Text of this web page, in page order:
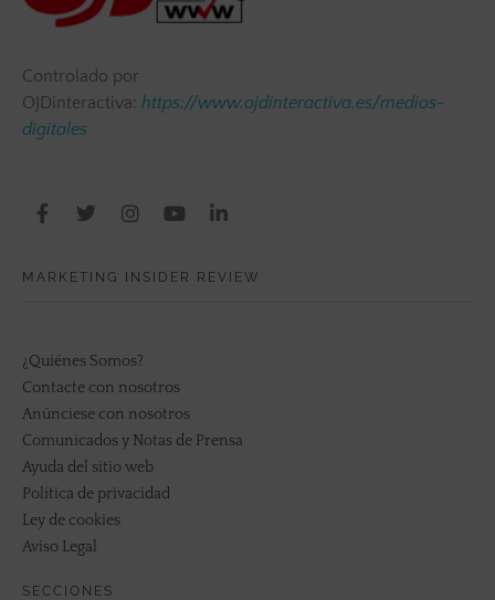
Controlado por
OJDinteractiva: https://www.ojdinteractiva.es/medios-
digitales
MARKETING INSIDER REVIEW
¿Quiénes Somos?
Contacte con nosotros
Anúnciese con nosotros
Comunicados y Notas de Prensa
Ayuda del sitio web
Política de privacidad
Ley de cookies
Aviso Legal
SECCIONES